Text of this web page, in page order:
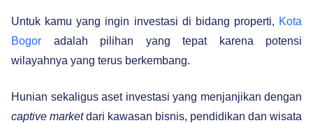
Untuk kamu yang ingin investasi di bidang properti, Kota
Bogor adalah pilihan yang tepat karena potensi
wilayahnya yang terus berkembang.
Hunian sekaligus aset investasi yang menjanjikan dengan
captive marketdari kawasan bisnis, pendidikan dan wisata